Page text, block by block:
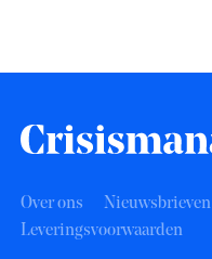
Over ons Nieuwsbrieven
Leveringsvoorwaarden